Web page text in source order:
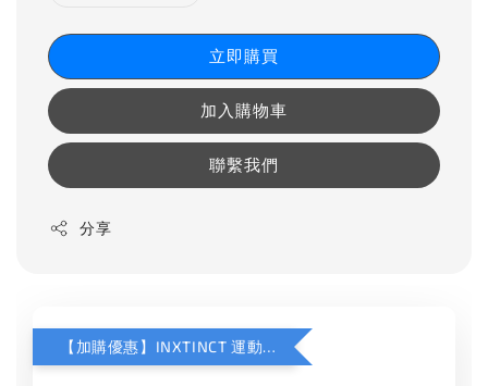
立即購買
加入購物車
聯繫我們
分享
【加購優惠】INXTINCT 運動款鞋墊